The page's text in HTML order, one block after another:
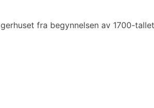
fra begynnelsen av 1700-